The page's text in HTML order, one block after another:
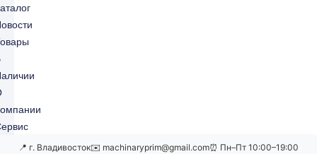
📍 г. Владивосток✉️ machinaryprim@gmail.com⏰ Пн–Пт 10:00–19:00